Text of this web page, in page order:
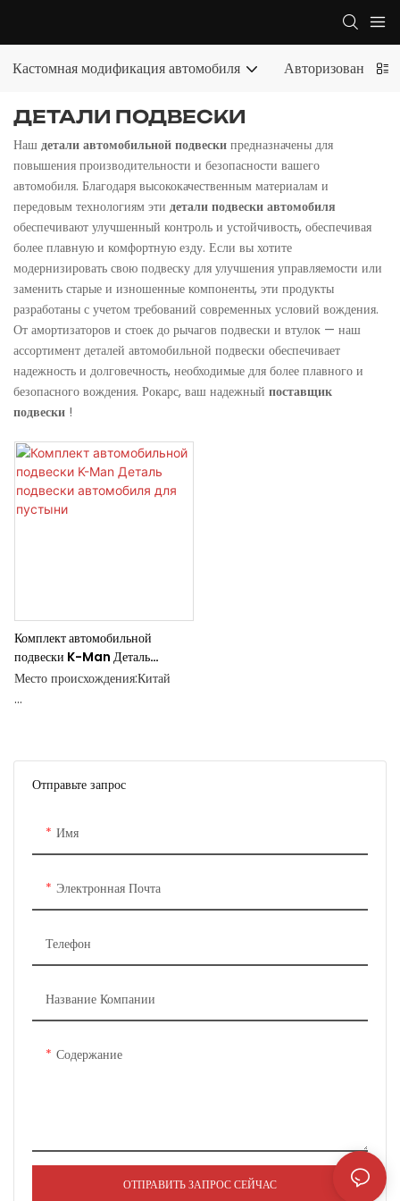
Кастомная модификация автомобиля Авторизованный
ДЕТАЛИ ПОДВЕСКИ
Наш детали автомобильной подвески предназначены для
повышения производительности и безопасности вашего
автомобиля. Благодаря высококачественным материалам и
передовым технологиям эти детали подвески автомобиля
обеспечивают улучшенный контроль и устойчивость, обеспечивая
более плавную и комфортную езду. Если вы хотите
модернизировать свою подвеску для улучшения управляемости или
заменить старые и изношенные компоненты, эти продукты
разработаны с учетом требований современных условий вождения.
От амортизаторов и стоек до рычагов подвески и втулок — наш
ассортимент деталей автомобильной подвески обеспечивает
надежность и долговечность, необходимые для более плавного и
безопасного вождения. Рокарс, ваш надежный поставщик
подвески !
Отправьте запрос
Имя
Электронная Почта
Телефон
Название Компании
Содержание
ОТПРАВИТЬ ЗАПРОС СЕЙЧАС
Комплект автомобильной
подвески K-Man Деталь
подвески автомобиля для
Место происхождения:Китай
Материаловедение:
упаковка
Срок поставки: Товар на складе.
перевод, T/T, L/C, Paypal и
т. д.